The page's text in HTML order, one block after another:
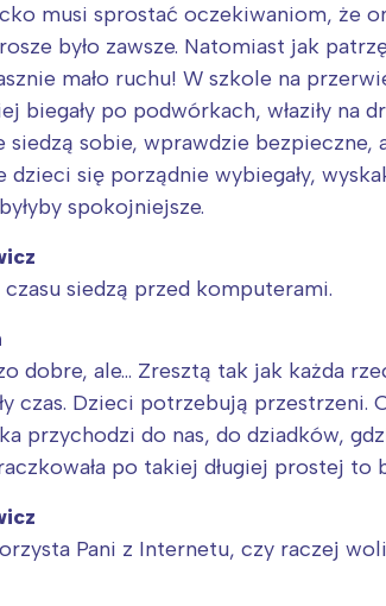
musi sprostać oczekiwaniom, że
było zawsze. Natomiast jak
mało ruchu! W szkole na
biegały po podwórkach, właziły
siedzą sobie, wprawdzie
się porządnie wybiegały,
spokojniejsze.
siedzą przed komputerami.
dobre, ale… Zresztą tak jak każda
czas. Dzieci potrzebują przestrzeni.
przychodzi do nas, do dziadków,
po takiej długiej prostej to
Pani z Internetu, czy raczej